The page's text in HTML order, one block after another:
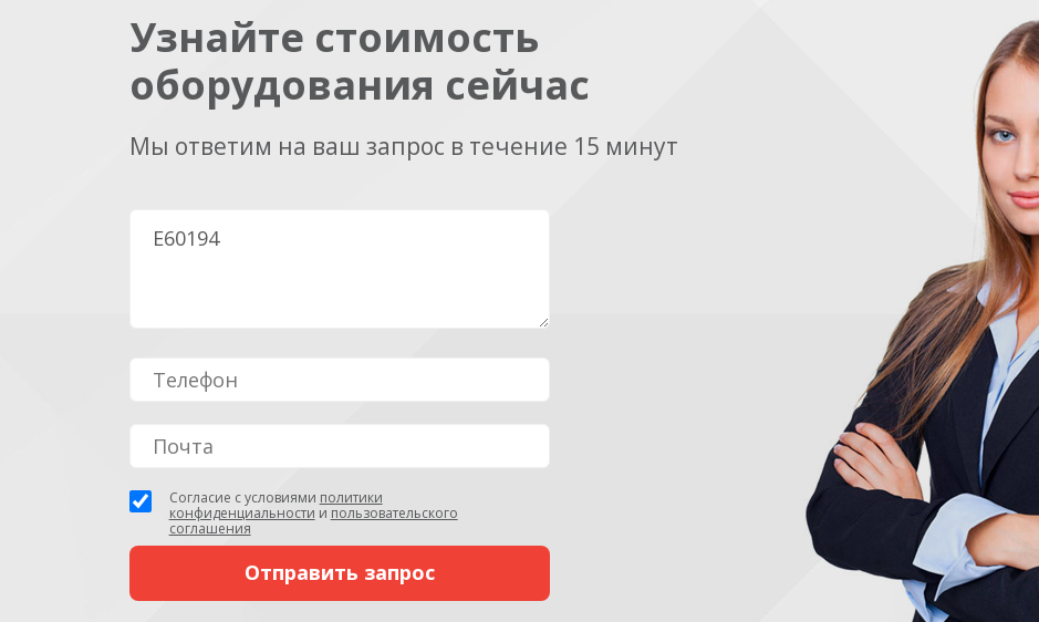
Узнайте стоимость
оборудования сейчас
Мы ответим на ваш запрос в течение 15 минут
Согласие с условиями политики
конфиденциальности и пользовательского
соглашения